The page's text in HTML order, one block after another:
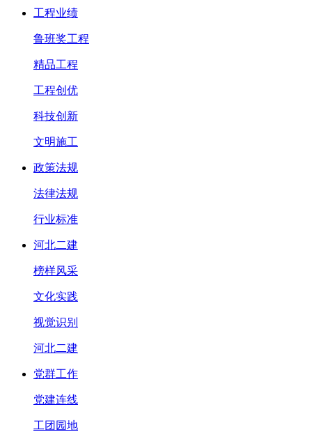
工程业绩
鲁班奖工程
精品工程
工程创优
科技创新
文明施工
政策法规
法律法规
行业标准
河北二建
榜样风采
文化实践
视觉识别
河北二建
党群工作
党建连线
工团园地